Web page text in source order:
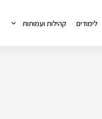
לימודים קהילות ועמותות